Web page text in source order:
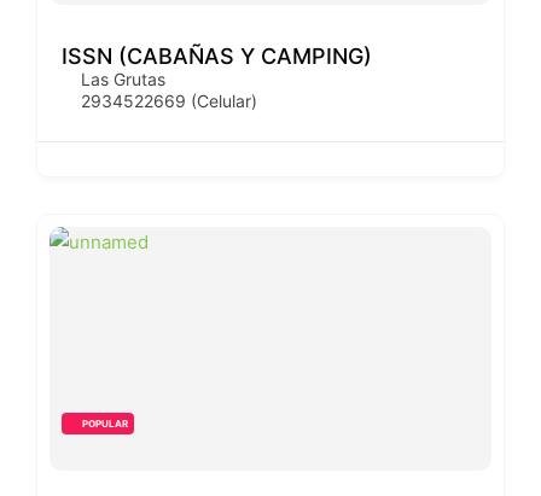
ISSN (CABAÑAS Y CAMPING)
Las Grutas
2934522669 (Celular)
POPULAR